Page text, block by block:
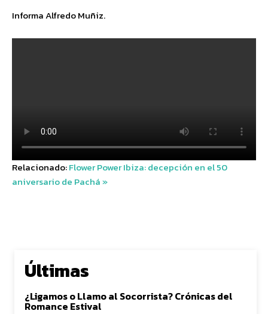
Informa Alfredo Muñiz.
Relacionado:Flower Power Ibiza: decepción en el 50
aniversario de Pachá »
Últimas
¿Ligamos o Llamo al Socorrista? Crónicas del
Romance Estival